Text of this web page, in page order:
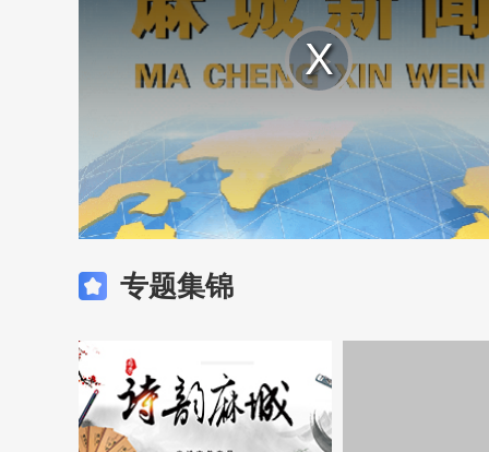
Play
Video
专题集锦